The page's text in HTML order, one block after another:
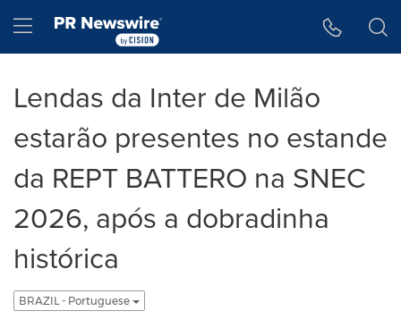
Hamburger menu
Lendas da Inter de Milão
estarão presentes no estande
da REPT BATTERO na SNEC
2026, após a dobradinha
histórica
BRAZIL - Portuguese